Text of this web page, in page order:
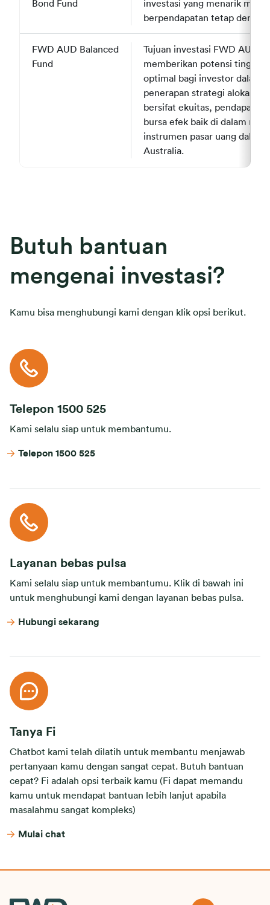
Bond Fund
FWD AUD Balanced
Fund
Bond Fund
investasi yang menarik
berpendapatan tetap
FWD AUD Balanced
Fund
Tujuan investasi FWD AUD
memberikan potensi tingkat
optimal bagi investor dalam
penerapan strategi alokasi
bersifat ekuitas, pendapatan
bursa efek baik di dalam
instrumen pasar uang
Australia.
Butuh bantuan
mengenai investasi?
Kamu bisa menghubungi kami dengan klik opsi berikut.
Telepon 1500 525
Kami selalu siap untuk membantumu.
Telepon 1500 525
Layanan bebas pulsa
Kami selalu siap untuk membantumu. Klik di bawah ini
untuk menghubungi kami dengan layanan bebas pulsa.
Hubungi sekarang
Tanya Fi
Chatbot kami telah dilatih untuk membantu menjawab
pertanyaan kamu dengan sangat cepat. Butuh bantuan
cepat? Fi adalah opsi terbaik kamu (Fi dapat memandu
kamu untuk mendapat bantuan lebih lanjut apabila
masalahmu sangat kompleks)
Mulai chat